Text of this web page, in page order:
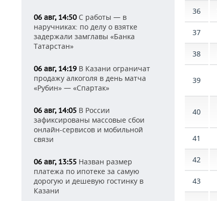
06 авг, 14:50С работы — в
наручниках: по делу о взятке
задержали замглавы «Банка
Татарстан»
06 авг, 14:19 В Казани ограничат
продажу алкоголя в день матча
«Рубин» — «Спартак»
06 авг, 14:05 В России
зафиксированы массовые сбои
онлайн-сервисов и мобильной
связи
06 авг, 13:55 Назван размер
платежа по ипотеке за самую
дорогую и дешевую гостинку в
Казани
36
37
38
39
40
41
42
43